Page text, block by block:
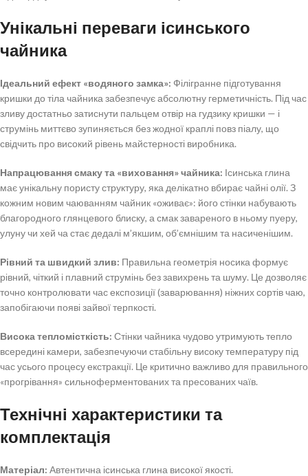
Унікальні переваги ісинського
чайника
Ідеальний ефект «водяного замка»: Філігранне підготування
кришки до тіла чайника забезпечує абсолютну герметичність. Під час
зливу достатньо затиснути пальцем отвір на гудзику кришки — і
струмінь миттєво зупиняється без жодної краплі повз піалу, що
свідчить про високий рівень майстерності виробника.
Напрацювання смаку та «виховання» чайника: Ісинська глина
має унікальну пористу структуру, яка делікатно вбирає чайні олії. З
кожним новим чаюванням чайник «оживає»: його стінки набувають
благородного глянцевого блиску, а смак завареного в ньому пуеру,
улуну чи хей ча стає дедалі м’якшим, об’ємнішим та насиченішим.
Рівний та швидкий злив: Правильна геометрія носика формує
рівний, чіткий і плавний струмінь без завихрень та шуму. Це дозволяє
точно контролювати час експозиції (заварювання) ніжних сортів чаю,
запобігаючи появі зайвої терпкості.
Висока тепломісткість: Стінки чайника чудово утримують тепло
всередині камери, забезпечуючи стабільну високу температуру під
час усього процесу екстракції. Це критично важливо для правильного
«прогрівання» сильноферментованих та пресованих чаїв.
Технічні характеристики та
комплектація
Матеріал: Автентична ісинська глина високої якості.